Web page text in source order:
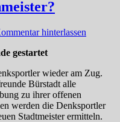
hinterlassen
gestartet
wieder am Zug.
Bürstadt alle
zu ihrer offenen
werden die Denksportler
Stadtmeister ermitteln.